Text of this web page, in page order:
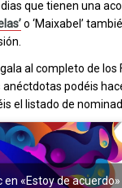
que tienen una
o ‘Maixabel’
al completo de los
podéis
el listado de
en «Estoy de